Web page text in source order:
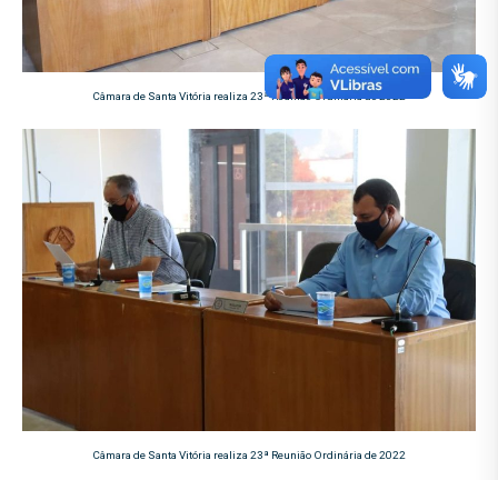
Câmara de Santa Vitória realiza 23ª Reunião Ordinária de 2022
Câmara de Santa Vitória realiza 23ª Reunião Ordinária de 2022